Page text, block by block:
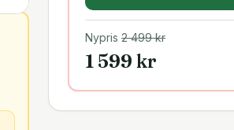
Nypris 2 499kr
1 599 kr